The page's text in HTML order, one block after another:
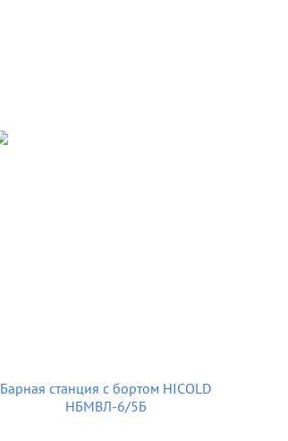
Барная станция с бортом HICOLD
НБМВЛ-6/5Б